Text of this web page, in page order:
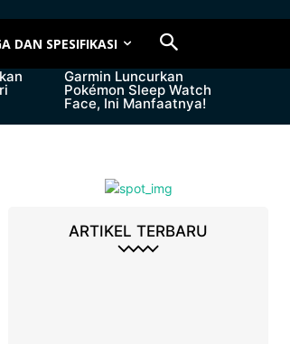
DAN SPESIFIKASI
Garmin Luncurkan
Pokémon Sleep Watch
Face, Ini Manfaatnya!
ARTIKEL TERBARU